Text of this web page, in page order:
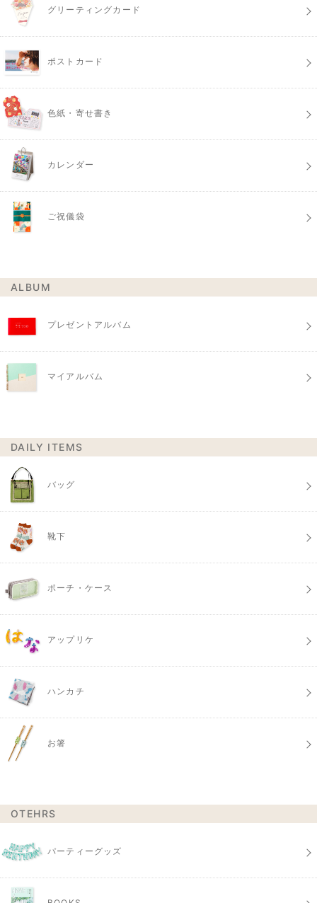
グリーティングカード
ポストカード
色紙・寄せ書き
カレンダー
ご祝儀袋
ALBUM
プレゼントアルバム
マイアルバム
DAILY ITEMS
バッグ
靴下
ポーチ・ケース
アップリケ
ハンカチ
お箸
OTEHRS
パーティーグッズ